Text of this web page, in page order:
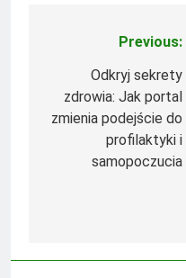
Nawigacja
wpisu
Previous:
Odkryj sekrety
zdrowia: Jak portal
zmienia podejście do
profilaktyki i
samopoczucia